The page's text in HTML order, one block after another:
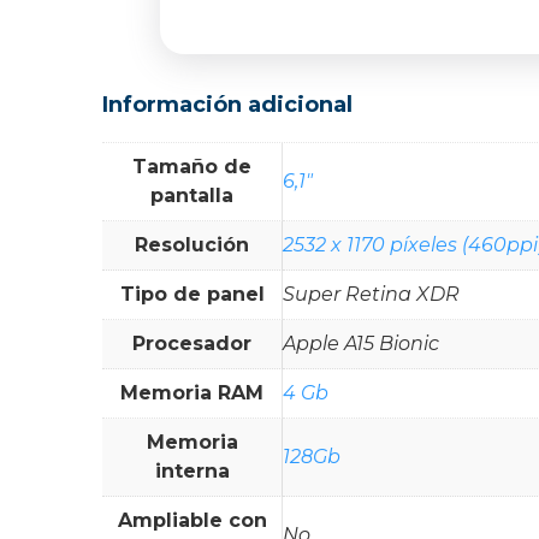
Información adicional
Tamaño de
pantalla
6,1"
Resolución 2532 x 1170 píxeles
Tipo de panel Super Retina XDR
Procesador Apple A15 Bionic
Memoria RAM 4 Gb
Memoria
interna
128Gb
Ampliable con